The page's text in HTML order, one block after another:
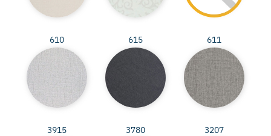
611
615
610
3207
3780
3915